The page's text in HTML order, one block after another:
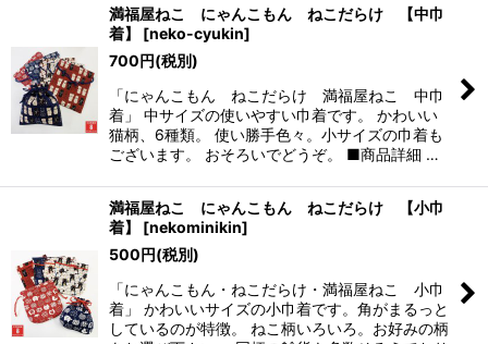
満福屋ねこ にゃんこもん ねこだらけ 【中巾
着】
[neko-cyukin]
700円(税別)
「にゃんこもん ねこだらけ 満福屋ねこ 中巾
着」 中サイズの使いやすい巾着です。 かわいい
猫柄、6種類。 使い勝手色々。小サイズの巾着も
ございます。 おそろいでどうぞ。 ■商品詳細 …
満福屋ねこ にゃんこもん ねこだらけ 【小巾
着】
[nekominikin]
500円(税別)
「にゃんこもん・ねこだらけ・満福屋ねこ 小巾
着」 かわいいサイズの小巾着です。角がまるっと
しているのが特徴。 ねこ柄いろいろ。お好みの柄